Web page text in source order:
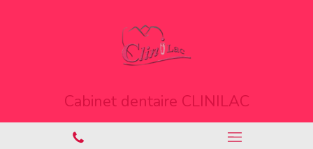
Cabinet dentaire CLINILAC